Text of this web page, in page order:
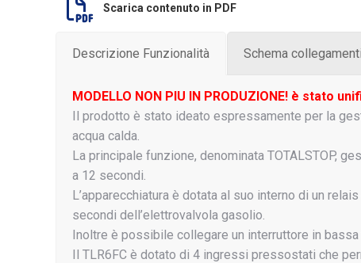
Scarica contenuto in PDF
Descrizione Funzionalità Schema collegamenti
MODELLO NON PIU IN PRODUZIONE! è stato
Il prodotto è stato ideato espressamente per la
acqua calda.
La principale funzione, denominata TOTALSTOP,
a 12 secondi.
L’apparecchiatura è dotata al suo interno di un
secondi dell’elettrovalvola gasolio.
Inoltre è possibile collegare un interruttore in
Il TLR6FC è dotato di 4 ingressi pressostati che